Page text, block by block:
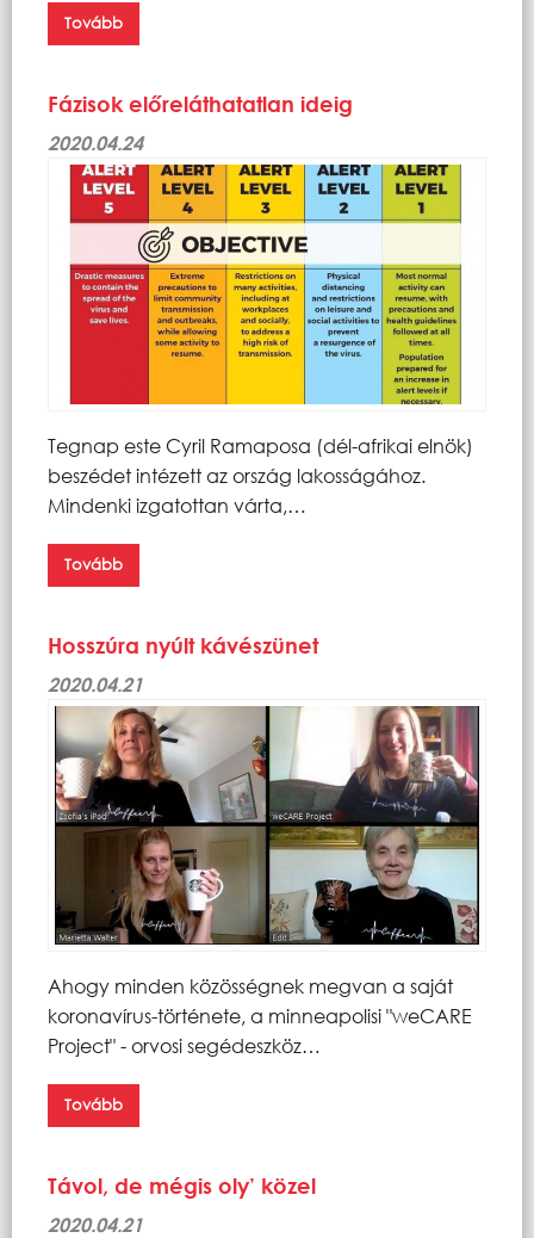
Tovább
Fázisok előreláthatatlan ideig
2020.04.24
Tegnap este Cyril Ramaposa (dél-afrikai elnök)
beszédet intézett az ország lakosságához.
Mindenki izgatottan várta,…
Tovább
Hosszúra nyúlt kávészünet
2020.04.21
Ahogy minden közösségnek megvan a saját
koronavírus-története, a minneapolisi "weCARE
Project" - orvosi segédeszköz…
Tovább
Távol, de mégis oly’ közel
2020.04.21